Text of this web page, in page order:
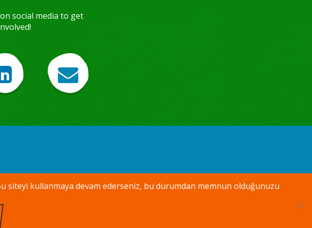
social media to get
siteyi kullanmaya devam ederseniz, bu durumdan memnun olduğunuzu